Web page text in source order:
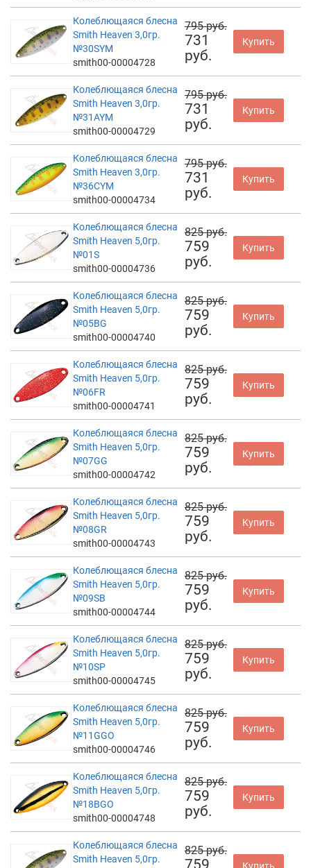
Колеблющаяся блесна
Smith Heaven 3,0гр.
№30SYM
smith00-00004728
795 руб.
731
руб.
Купить
Колеблющаяся блесна
Smith Heaven 3,0гр.
№31AYM
smith00-00004729
795 руб.
731
руб.
Купить
Колеблющаяся блесна
Smith Heaven 3,0гр.
№36CYM
smith00-00004734
795 руб.
731
руб.
Купить
Колеблющаяся блесна
Smith Heaven 5,0гр.
№01S
smith00-00004736
825 руб.
759
руб.
Купить
Колеблющаяся блесна
Smith Heaven 5,0гр.
№05BG
smith00-00004740
825 руб.
759
руб.
Купить
Колеблющаяся блесна
Smith Heaven 5,0гр.
№06FR
smith00-00004741
825 руб.
759
руб.
Купить
Колеблющаяся блесна
Smith Heaven 5,0гр.
№07GG
smith00-00004742
825 руб.
759
руб.
Купить
Колеблющаяся блесна
Smith Heaven 5,0гр.
№08GR
smith00-00004743
825 руб.
759
руб.
Купить
Колеблющаяся блесна
Smith Heaven 5,0гр.
№09SB
smith00-00004744
825 руб.
759
руб.
Купить
Колеблющаяся блесна
Smith Heaven 5,0гр.
№10SP
smith00-00004745
825 руб.
759
руб.
Купить
Колеблющаяся блесна
Smith Heaven 5,0гр.
№11GGO
smith00-00004746
825 руб.
759
руб.
Купить
Колеблющаяся блесна
Smith Heaven 5,0гр.
№18BGO
smith00-00004748
825 руб.
759
руб.
Купить
Колеблющаяся блесна
Smith Heaven 5,0гр.
825 руб.
759